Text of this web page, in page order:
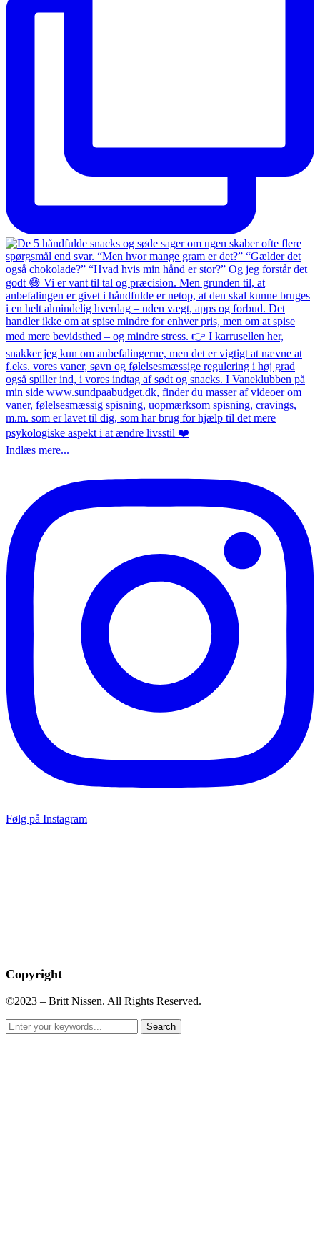
Indlæs mere...
Følg på Instagram
Copyright
©2023 – Britt Nissen. All Rights Reserved.